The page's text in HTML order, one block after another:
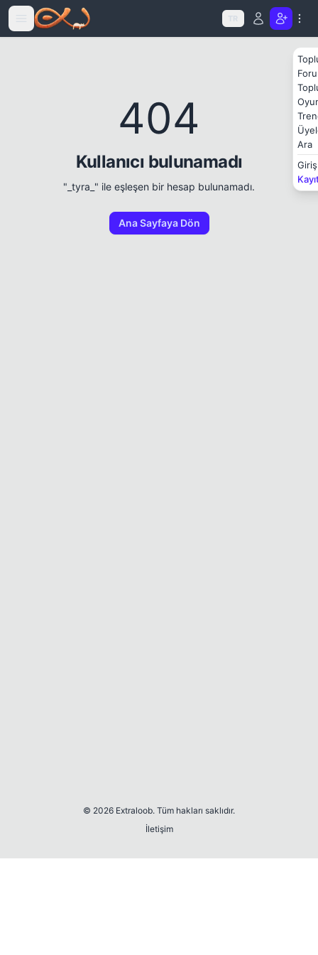
Icerige atla
TR
Ara
Giriş
404
Kullanıcı bulunamadı
"_tyra_" ile eşleşen bir hesap bulunamadı.
Ana Sayfaya Dön
© 2026 Extraloob. Tüm hakları saklıdır.
İletişim